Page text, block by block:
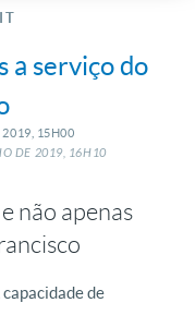
a serviço do
2019, 15H00
DE 2019, 16H10
não apenas
de